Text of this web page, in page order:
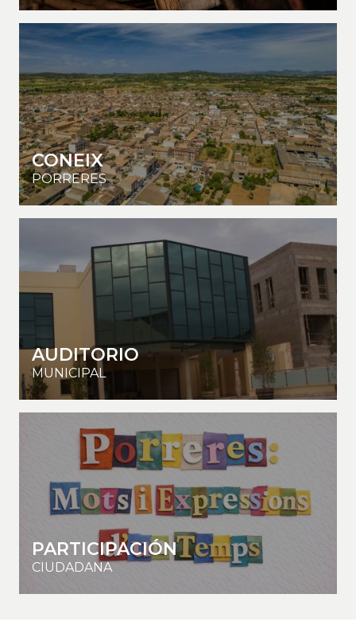
CONEIX
PORRERES
AUDITORIO
MUNICIPAL
PARTICIPACIÓN
CIUDADANA